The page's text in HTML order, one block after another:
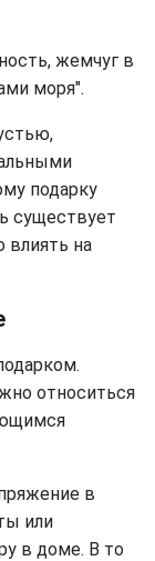
жемчуг в
моря".
подарку
существует
влиять на
относиться
в
или
в доме. В то